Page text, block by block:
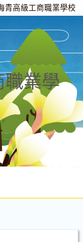
青高級工商職業學校
職業學